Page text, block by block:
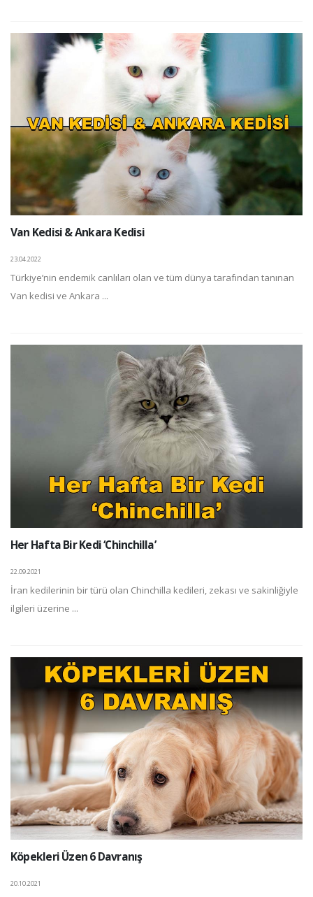
Van Kedisi & Ankara Kedisi
23.04.2022
Türkiye’nin endemik canlıları olan ve tüm dünya tarafından tanınan
Van kedisi ve Ankara ...
Her Hafta Bir Kedi ‘Chinchilla’
22.09.2021
İran kedilerinin bir türü olan Chinchilla kedileri, zekası ve sakinliğiyle
ilgileri üzerine ...
Köpekleri Üzen 6 Davranış
20.10.2021